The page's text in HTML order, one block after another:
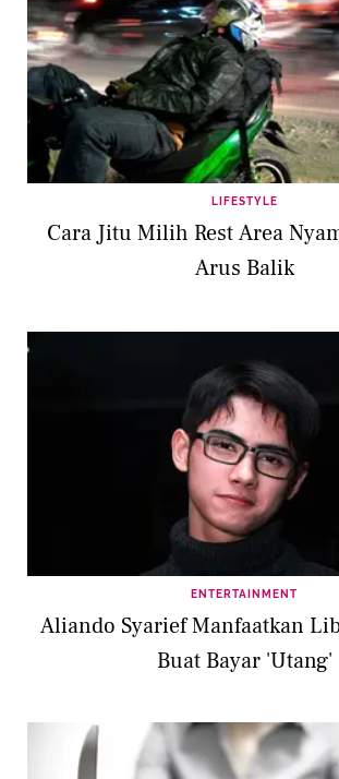
LIFESTYLE
Cara Jitu Milih Rest Area
Arus Balik
ENTERTAINMENT
Aliando Syarief Manfaatkan
Buat Bayar 'Utang'